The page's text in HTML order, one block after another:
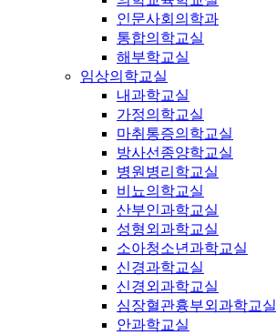
인문사회의학과
통합의학교실
해부학교실
임상의학교실
내과학교실
가정의학교실
마취통증의학교실
방사선종양학교실
병원병리학교실
비뇨의학교실
산부인과학교실
성형외과학교실
소아청소년과학교실
신경과학교실
신경외과학교실
심장혈관흉부외과학교실
안과학교실